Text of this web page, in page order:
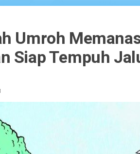
Umroh
Siap Tempuh